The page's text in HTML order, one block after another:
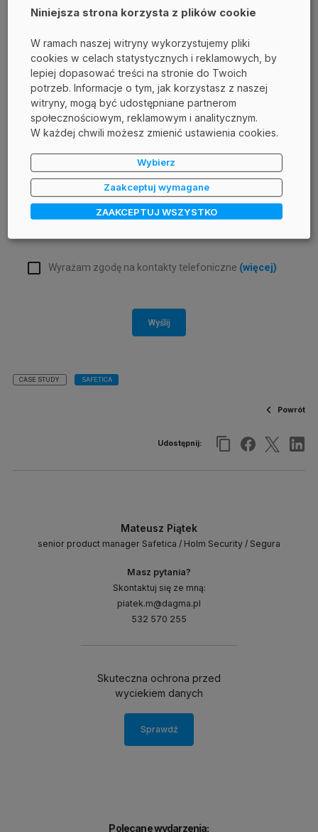
Telefon
Adres e-mail
Sprawdź, kto będzie administratorem Twoich danych
Chcę dostawać informacje o nowościach DAGMA
Wyrażam zgodę na kontakty telefoniczne (więcej)
Wyślij
CASE STUDY SAFETICA
Powrót
Udostępnij:
Mateusz Piątek
senior product manager Safetica / Holm Security / Segura
Masz pytania?
Skontaktuj się ze mną:
piatek.m@dagma.pl
532 570 255
Skuteczna ochrona przed
wyciekiem danych
Sprawdź
Polecane wydarzenia:
Niniejsza strona korzysta z plików cookie
W ramach naszej witryny wykorzystujemy pliki
cookies w celach statystycznych i reklamowych, by
lepiej dopasować treści na stronie do Twoich
potrzeb. Informacje o tym, jak korzystasz z naszej
witryny, mogą być udostępniane partnerom
społecznościowym, reklamowym i analitycznym.
W każdej chwili możesz zmienić ustawienia cookies.
Wybierz
Zaakceptuj wymagane
ZAAKCEPTUJ WSZYSTKO